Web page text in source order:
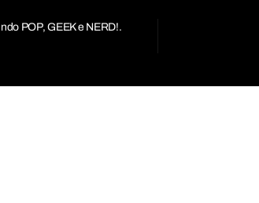
POP, GEEK e NERD!.